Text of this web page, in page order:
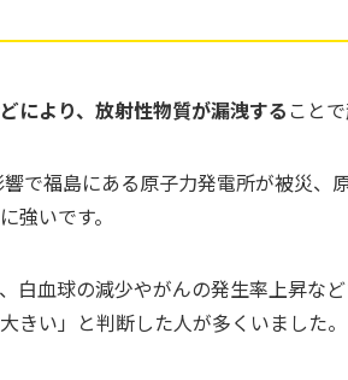
により、放射性物質が漏洩する こと
で福島にある原子力発電所が被災、
強いです。
白血球の減少やがんの発生率上昇な
きい」と判断した人が多くいました。